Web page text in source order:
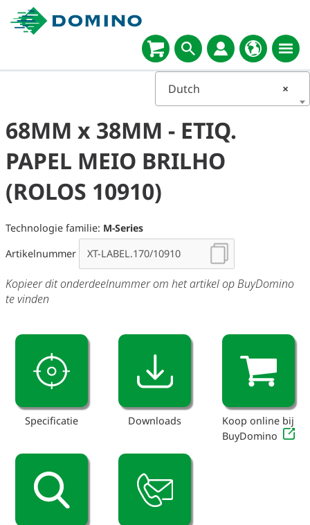
×
Dutch
68MM x 38MM - ETIQ.
PAPEL MEIO BRILHO
(ROLOS 10910)
Technologie familie: M-Series
Artikelnummer
Kopieer dit onderdeelnummer om het artikel op BuyDomino
te vinden
Specificatie Downloads
Koop online bij
BuyDomino